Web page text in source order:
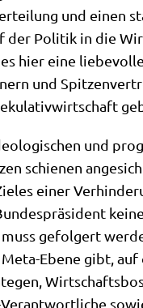
und einen
der Poli­tik in die
hier eine
und
und
schie­nen
einer
gefol­gert
Ebe­ne gibt, auf
Ver­ant­wort­li­che